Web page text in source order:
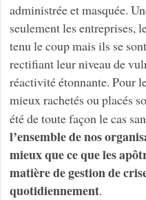
administrée et masquée.
seulement les entreprises,
tenu le coup mais ils se
rectifiant leur niveau de
réactivité étonnante. Pour
mieux rachetés ou placés
été de toute façon le cas
l’ensemble de nos
mieux que ce que les
matière de gestion de
quotidiennement.